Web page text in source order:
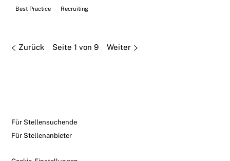
Best Practice
Recruiting
ZurückSeite 1 von 9 Weiter
Für Stellensuchende
Für Stellenanbieter